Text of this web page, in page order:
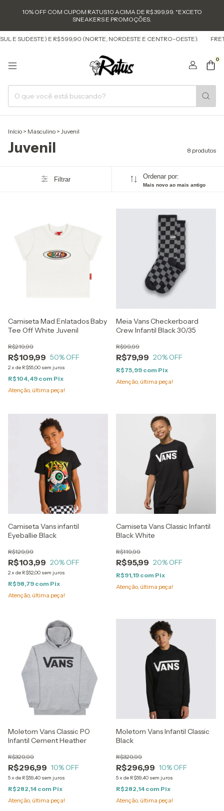
10% OFF COM CUPOM RATUS10 ACIMA DE R$ 399,99. *EXCETO
SNEAKERS E PROMOÇÕES.
E SUDESTE) E R$ 599,90 (NORTE, NORDESTE E CENTRO-OESTE).
0
Início > Masculino > Juvenil
Juvenil 8 produtos
Filtrar Ordenar por:
Mais novo ao mais antigo
Camiseta Mad Enlatados Baby
Tee Off White Juvenil
R$109,99
R$219,99
50% OFF
2x de R$55,00 sem juros
R$104,49 com Pix
Atenção, última peça!
Meia Vans Checkerboard
Crew Infantil Black 30/35
R$79,99
R$99,99
20% OFF
R$75,99 com Pix
Atenção, última peça!
Camiseta Vans infantil
Eyeballie Black
R$103,99
R$129,99
20% OFF
2x de R$52,00 sem juros
R$98,79 com Pix
Atenção, última peça!
Camiseta Vans Classic Infantil
Black White
R$95,99
R$119,99
20% OFF
R$91,19 com Pix
Atenção, última peça!
Moletom Vans Classic PO
Infantil Cement Heather
R$296,99
R$329,99
10% OFF
5x de R$59,40 sem juros
R$282,14 com Pix
Atenção, última peça!
Moletom Vans Infantil Classic
Black
R$296,99
R$329,99
10% OFF
5x de R$59,40 sem juros
R$282,14 com Pix
Atenção, última peça!